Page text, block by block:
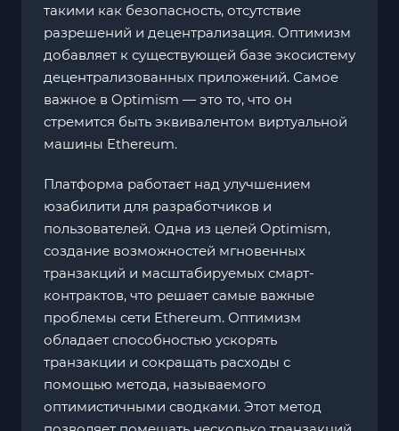
такими как безопасность, отсутствие
разрешений и децентрализация. Оптимизм
добавляет к существующей базе экосистему
децентрализованных приложений. Самое
важное в Optimism — это то, что он
стремится быть эквивалентом виртуальной
машины Ethereum.
Платформа работает над улучшением
юзабилити для разработчиков и
пользователей. Одна из целей Optimism,
создание возможностей мгновенных
транзакций и масштабируемых смарт-
контрактов, что решает самые важные
проблемы сети Ethereum. Оптимизм
обладает способностью ускорять
транзакции и сокращать расходы с
помощью метода, называемого
оптимистичными сводками. Этот метод